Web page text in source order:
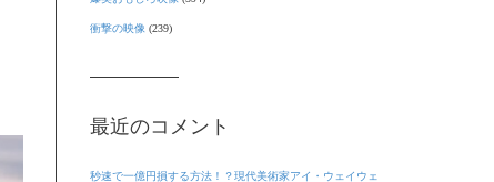
衝撃の映像 (239)
最近のコメント
秒速で一億円損する方法！？現代美術家アイ・ウェイウェ